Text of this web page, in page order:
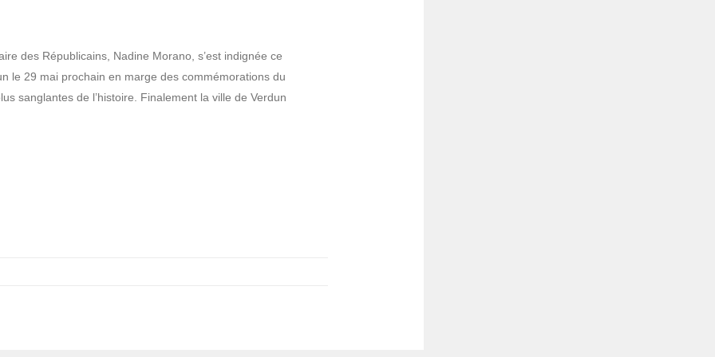
des Républicains, Nadine Morano, s’est indignée ce
le 29 mai prochain en marge des commémorations du
sanglantes de l’histoire. Finalement la ville de Verdun